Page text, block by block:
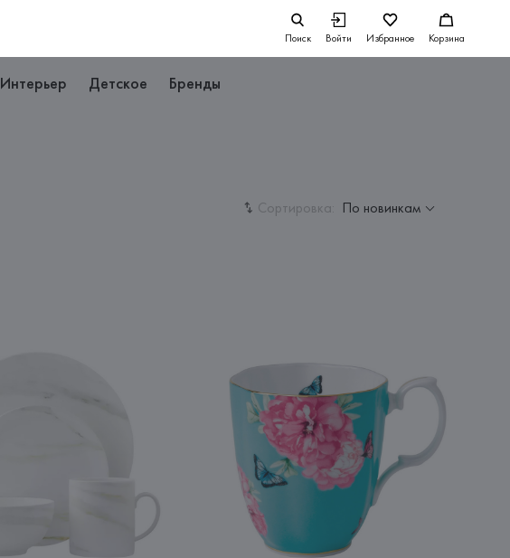
Поиск Войти Избранное Корзина
Интерьер Детское Бренды
Сортировка: По новинкам